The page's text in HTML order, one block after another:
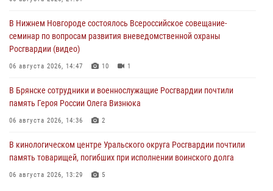
В Нижнем Новгороде состоялось Всероссийское совещание-
семинар по вопросам развития вневедомственной охраны
Росгвардии (видео)
06 августа 2026, 14:47 10 1
В Брянске сотрудники и военнослужащие Росгвардии почтили
память Героя России Олега Визнюка
06 августа 2026, 14:36 2
В кинологическом центре Уральского округа Росгвардии почтили
память товарищей, погибших при исполнении воинского долга
06 августа 2026, 13:29 5